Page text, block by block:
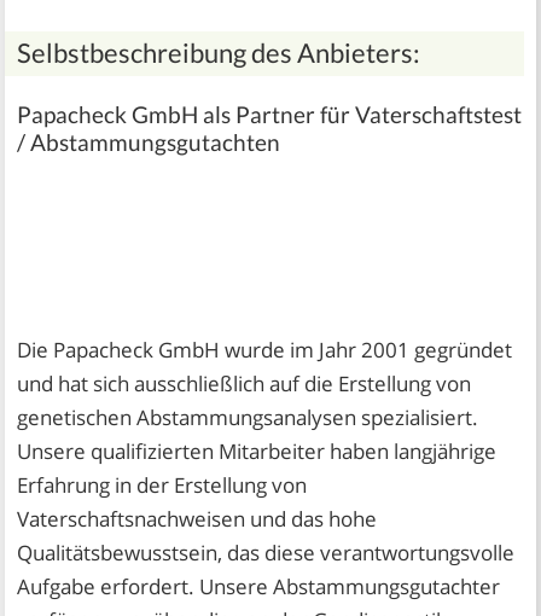
Selbstbeschreibung des Anbieters:
Papacheck GmbH als Partner für Vaterschaftstest
/ Abstammungsgutachten
Die Papacheck GmbH wurde im Jahr 2001 gegründet
und hat sich ausschließlich auf die Erstellung von
genetischen Abstammungsanalysen spezialisiert.
Unsere qualifizierten Mitarbeiter haben langjährige
Erfahrung in der Erstellung von
Vaterschaftsnachweisen und das hohe
Qualitätsbewusstsein, das diese verantwortungsvolle
Aufgabe erfordert. Unsere Abstammungsgutachter